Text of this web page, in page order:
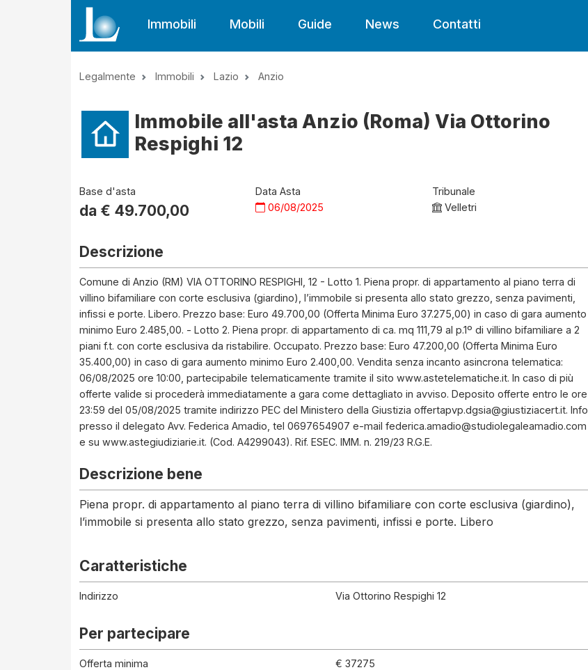
Immobili Mobili Guide News Contatti
Legalmente Immobili Lazio Anzio
Immobile all'asta Anzio (Roma) Via Ottorino
Respighi 12
Base d'asta
da € 49.700,00
Data Asta
06/08/2025
Tribunale
Velletri
Descrizione
Comune di Anzio (RM) VIA OTTORINO RESPIGHI, 12 - Lotto 1. Piena propr. di appartamento al piano terra di
villino bifamiliare con corte esclusiva (giardino), l’immobile si presenta allo stato grezzo, senza pavimenti,
infissi e porte. Libero. Prezzo base: Euro 49.700,00 (Offerta Minima Euro 37.275,00) in caso di gara aumento
minimo Euro 2.485,00. - Lotto 2. Piena propr. di appartamento di ca. mq 111,79 al p.1º di villino bifamiliare a 2
piani f.t. con corte esclusiva da ristabilire. Occupato. Prezzo base: Euro 47.200,00 (Offerta Minima Euro
35.400,00) in caso di gara aumento minimo Euro 2.400,00. Vendita senza incanto asincrona telematica:
06/08/2025 ore 10:00, partecipabile telematicamente tramite il sito www.astetelematiche.it. In caso di più
offerte valide si procederà immediatamente a gara come dettagliato in avviso. Deposito offerte entro le ore
23:59 del 05/08/2025 tramite indirizzo PEC del Ministero della Giustizia offertapvp.dgsia@giustiziacert.it. Info
presso il delegato Avv. Federica Amadio, tel 0697654907 e-mail federica.amadio@studiolegaleamadio.com
e su www.astegiudiziarie.it. (Cod. A4299043). Rif. ESEC. IMM. n. 219/23 R.G.E.
Descrizione bene
Piena propr. di appartamento al piano terra di villino bifamiliare con corte esclusiva (giardino),
l’immobile si presenta allo stato grezzo, senza pavimenti, infissi e porte. Libero
Caratteristiche
Indirizzo Via Ottorino Respighi 12
Per partecipare
Offerta minima
€ 37275